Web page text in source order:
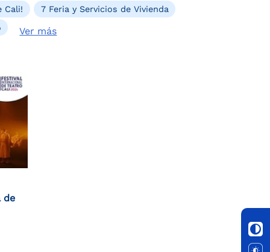
Cali!
7 Feria y Servicios de Vivienda
Ver más
de